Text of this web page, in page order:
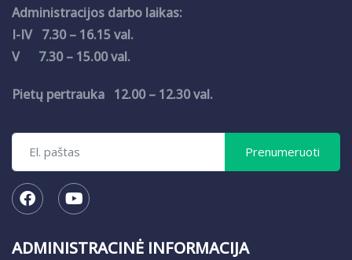
Administracijos darbo laikas:
I-IV 7.30 – 16.15 val.
V 7.30 – 15.00 val.
Pietų pertrauka 12.00 – 12.30 val.
ADMINISTRACINĖ INFORMACIJA